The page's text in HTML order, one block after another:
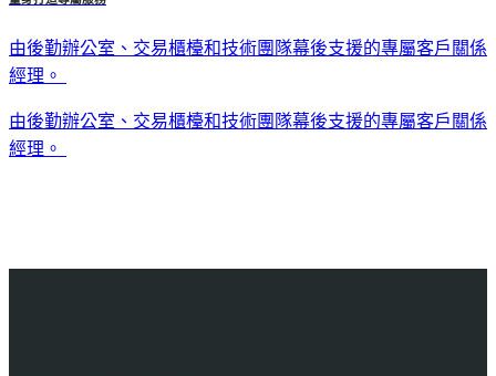
由後勤辦公室、交易櫃檯和技術團隊幕後支援的專屬客戶關係
經理。
由後勤辦公室、交易櫃檯和技術團隊幕後支援的專屬客戶關係
經理。